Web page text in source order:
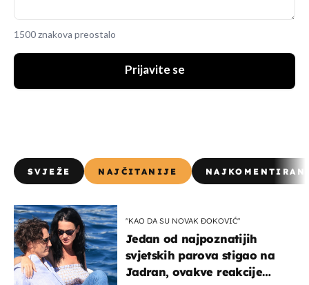
1500 znakova preostalo
Prijavite se
SVJEŽE NAJČITANIJE
"KAO DA SU NOVAK ĐOKOVIĆ"
Jedan od najpoznatijih
svjetskih parova stigao na
Jadran, ovakve reakcije